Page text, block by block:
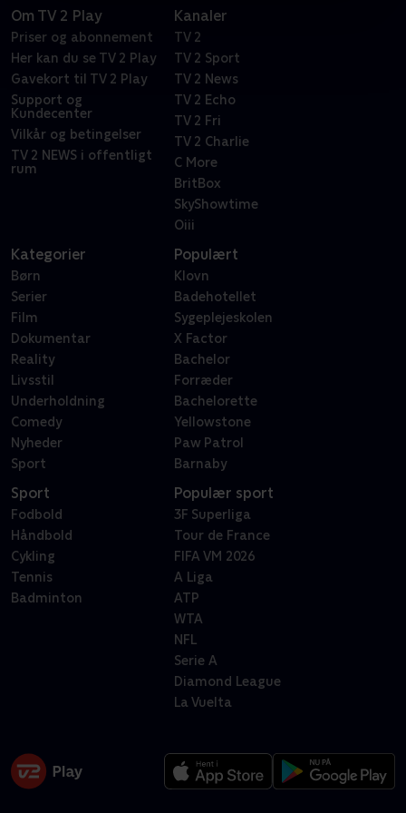
Om TV 2 Play
Priser og abonnement
Her kan du se TV 2 Play
Gavekort til TV 2 Play
Support og
Kundecenter
Vilkår og betingelser
TV 2 NEWS i offentligt
rum
Kanaler
TV 2
TV 2 Sport
TV 2 News
TV 2 Echo
TV 2 Fri
TV 2 Charlie
C More
BritBox
SkyShowtime
Oiii
Kategorier
Børn
Serier
Film
Dokumentar
Reality
Livsstil
Underholdning
Comedy
Nyheder
Sport
Populært
Klovn
Badehotellet
Sygeplejeskolen
X Factor
Bachelor
Forræder
Bachelorette
Yellowstone
Paw Patrol
Barnaby
Sport
Fodbold
Håndbold
Cykling
Tennis
Badminton
Populær sport
3F Superliga
Tour de France
FIFA VM 2026
A Liga
ATP
WTA
NFL
Serie A
Diamond League
La Vuelta